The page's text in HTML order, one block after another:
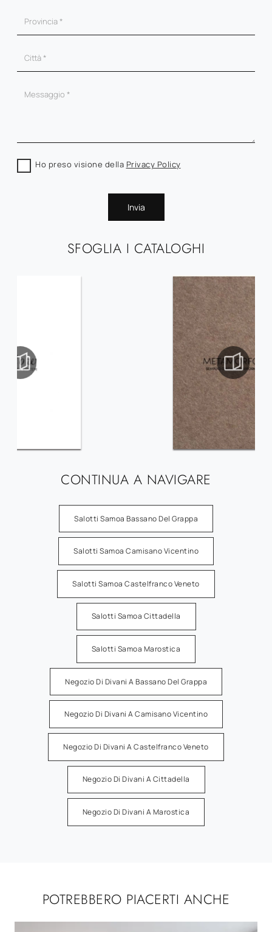
SFOGLIA I CATALOGHI
CONTINUA A NAVIGARE
Salotti Samoa Bassano Del Grappa
Salotti Samoa Camisano Vicentino
Salotti Samoa Castelfranco Veneto
Salotti Samoa Cittadella
Salotti Samoa Marostica
Negozio Di Divani A Bassano Del Grappa
Negozio Di Divani A Camisano Vicentino
Negozio Di Divani A Castelfranco Veneto
Negozio Di Divani A Cittadella
Negozio Di Divani A Marostica
Ho preso visione della Privacy Policy
Invia
POTREBBERO PIACERTI ANCHE